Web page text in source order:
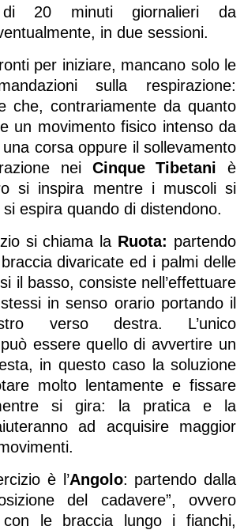
di 20 minuti giornalieri da
in due sessioni.
per iniziare, mancano solo le
sulla respirazione:
che, contrariamente da quanto
un movimento fisico intenso da
corsa oppure il sollevamento
nei Cinque Tibetaniè
si inspira mentre i muscoli si
espira quando di distendono.
si chiama la Ruota: partendo
divaricate ed i palmi delle
il basso, consiste nell’effettuare
in senso orario portando il
verso destra. L’unico
essere quello di avvertire un
in questo caso la soluzione
molto lentamente e fissare
si gira: la pratica e la
ad acquisire maggior
è l’Angolo: partendo dalla
del cadavere”, ovvero
le braccia lungo i fianchi,